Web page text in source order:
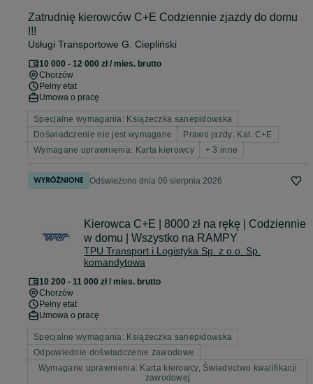
Zatrudnię kierowców C+E Codziennie zjazdy do domu
!!!
Usługi Transportowe G. Ciepliński
10 000 - 12 000 zł / mies. brutto
Chorzów
Pełny etat
Umowa o pracę
Specjalne wymagania: Książeczka sanepidowska
Doświadczenie nie jest wymagane
Prawo jazdy: Kat. C+E
Wymagane uprawnienia: Karta kierowcy
+ 3 inne
Odświeżono dnia 06 sierpnia 2026
Kierowca C+E | 8000 zł na rękę | Codziennie
w domu | Wszystko na RAMPY
TPU Transport i Logistyka Sp. z o.o. Sp.
komandytowa
10 200 - 11 000 zł / mies. brutto
Chorzów
Pełny etat
Umowa o pracę
Specjalne wymagania: Książeczka sanepidowska
Odpowiednie doświadczenie zawodowe
Wymagane uprawnienia: Karta kierowcy, Świadectwo kwalifikacji
zawodowej